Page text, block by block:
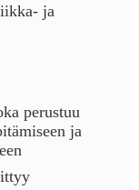
ja
perustuu
ja